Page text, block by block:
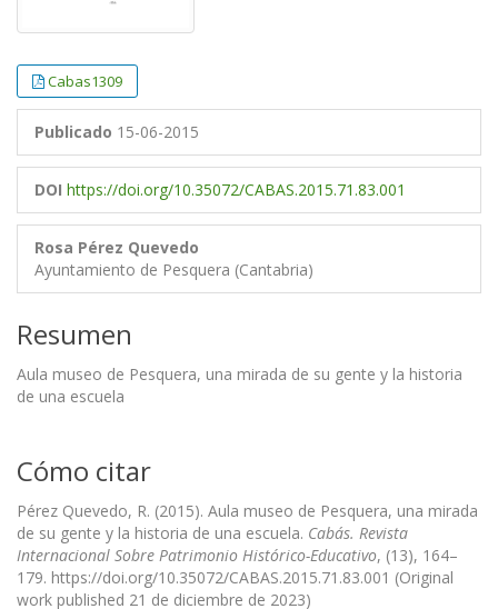
Cabas1309
Publicado 15-06-2015
DOI https://doi.org/10.35072/CABAS.2015.71.83.001
Rosa Pérez Quevedo
Ayuntamiento de Pesquera (Cantabria)
Resumen
Aula museo de Pesquera, una mirada de su gente y la historia
de una escuela
Cómo citar
Pérez Quevedo, R. (2015). Aula museo de Pesquera, una mirada
de su gente y la historia de una escuela. Cabás. Revista
Internacional Sobre Patrimonio Histórico-Educativo, (13), 164–
179. https://doi.org/10.35072/CABAS.2015.71.83.001 (Original
work published 21 de diciembre de 2023)